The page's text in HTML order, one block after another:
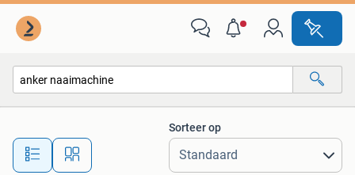
Alle afstanden…
Sorteer op